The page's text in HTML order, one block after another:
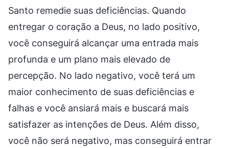
Santo remedie suas deficiências. Quando
entregar o coração a Deus, no lado positivo,
você conseguirá alcançar uma entrada mais
profunda e um plano mais elevado de
percepção. No lado negativo, você terá um
maior conhecimento de suas deficiências e
falhas e você ansiará mais e buscará mais
satisfazer as intenções de Deus. Além disso,
você não será negativo, mas conseguirá entrar